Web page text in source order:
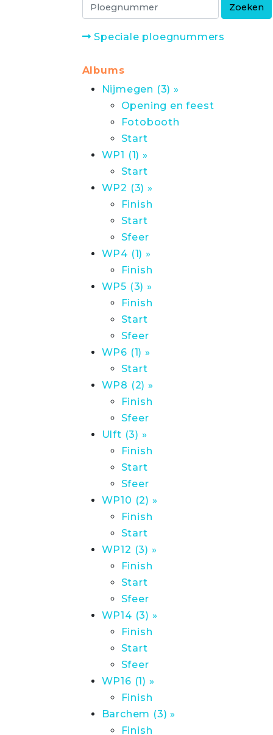
Speciale ploegnummers
Albums
Nijmegen (3) »
Opening en feest
Fotobooth
Start
WP1 (1) »
Start
WP2 (3) »
Finish
Start
Sfeer
WP4 (1) »
Finish
WP5 (3) »
Finish
Start
Sfeer
WP6 (1) »
Start
WP8 (2) »
Finish
Sfeer
Ulft (3) »
Finish
Start
Sfeer
WP10 (2) »
Finish
Start
WP12 (3) »
Finish
Start
Sfeer
WP14 (3) »
Finish
Start
Sfeer
WP16 (1) »
Finish
Barchem (3) »
Finish